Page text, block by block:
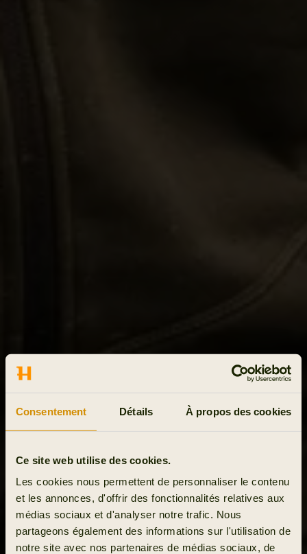
Consentement Détails À propos des cookies
Ce site web utilise des cookies.
Les cookies nous permettent de personnaliser le contenu
et les annonces, d'offrir des fonctionnalités relatives aux
médias sociaux et d'analyser notre trafic. Nous
partageons également des informations sur l'utilisation de
notre site avec nos partenaires de médias sociaux, de